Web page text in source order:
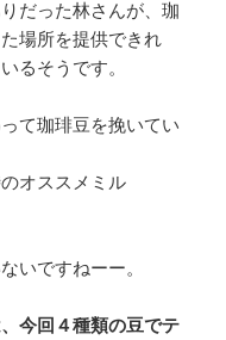
だった林さんが、珈
場所を提供できれ
るそうです。
て珈琲豆を挽いてい
オススメミル
いですねーー。
今回４種類の豆でテ